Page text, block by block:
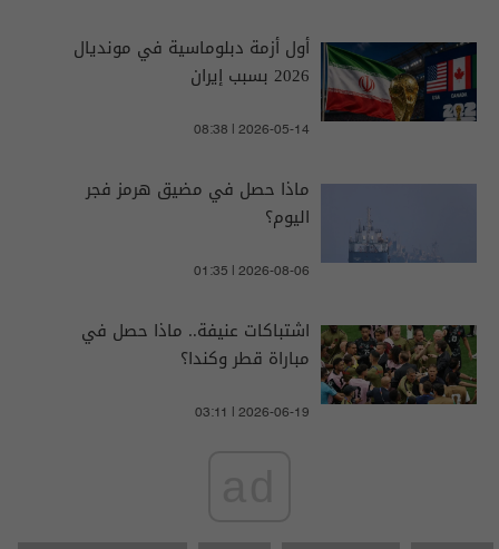
أول أزمة دبلوماسية في مونديال
2026 بسبب إيران
08:38 | 2026-05-14
ماذا حصل في مضيق هرمز فجر
اليوم؟
01:35 | 2026-08-06
اشتباكات عنيفة.. ماذا حصل في
مباراة قطر وكندا؟
03:11 | 2026-06-19